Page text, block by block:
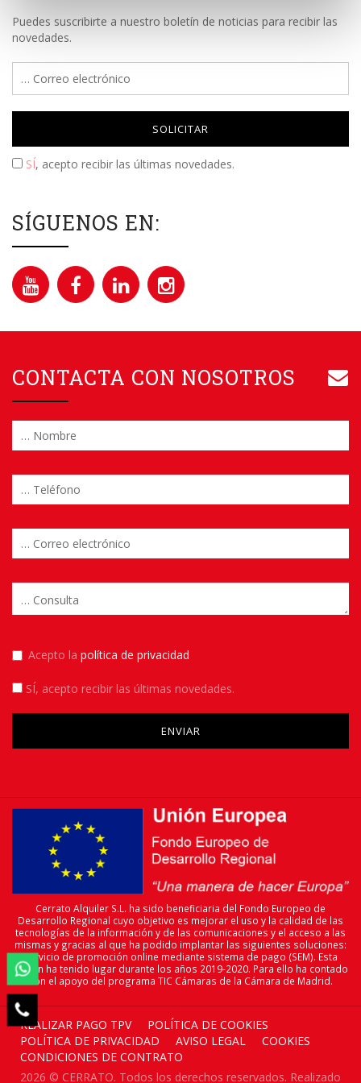


Puedes suscribirte a nuestro boletín de noticias para recibir las
novedades.
SÍ, acepto recibir las últimas novedades.
SÍGUENOS EN:
CONTACTA CON NOSOTROS
Acepto la política de privacidad
SÍ, acepto recibir las últimas novedades.
Please leave this field empty.
Cerrato Alquiler S.L. ha sido beneficiaria del Fondo Europeo de
Desarrollo Regional cuyo objetivo es mejorar el uso y la calidad de las
tecnologías de la información y de las comunicaciones y el acceso a las
mismas y gracias al que ha podido implantar las siguientes soluciones:
servicio de promoción online mediante sistema de pago (SEM). Esta
acción ha tenido lugar durante los años 2019-2020. Para ello ha contado
con el apoyo del programa TIC Cámaras de la Cámara de Madrid.
REALIZAR PAGO TPV
POLÍTICA DE COOKIES
POLÍTICA DE PRIVACIDAD
AVISO LEGAL
COOKIES
CONDICIONES DE CONTRATO
2026 © CERRATO. Todos los derechos reservados. Realizado